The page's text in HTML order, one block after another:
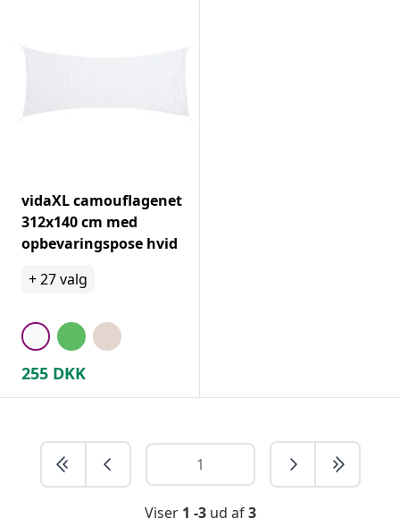
vidaXL camouflagenet
312x140 cm med
opbevaringspose hvid
+27valg
255 DKK
Viser 1 -3ud af3